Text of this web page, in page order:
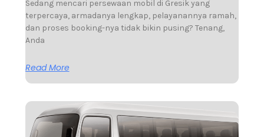
Sedang mencari persewaan mobil di Gresik yang
terpercaya, armadanya lengkap, pelayanannya ramah,
dan proses booking-nya tidak bikin pusing? Tenang,
Anda
Read More